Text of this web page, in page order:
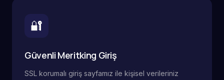
🔐
Güvenli Meritking Giriş
SSL korumalı giriş sayfamız ile kişisel verileriniz